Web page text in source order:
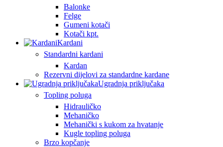
Balonke
Felge
Gumeni kotači
Kotači kpt.
Kardani
Standardni kardani
Kardan
Rezervni dijelovi za standardne kardane
Ugradnja priključaka
Topling poluga
Hidrauličko
Mehaničko
Mehanički s kukom za hvatanje
Kugle topling poluga
Brzo kopčanje